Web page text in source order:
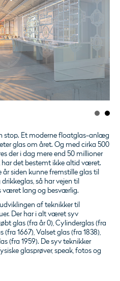
stop. Et moderne floatglas-anlæg
glas om året. Og med cirka 500
der i dag mere end 50 millioner
det bestemt ikke altid været.
siden kunne fremstille glas til
så har vejen til
været lang og besværlig.
af teknikker til
Der har i alt været syv
glas (fra år 0), Cylinderglas (fra
(fra 1667), Valset glas (fra 1838),
(fra 1959). De syv teknikker
glasprøver, speak, fotos og